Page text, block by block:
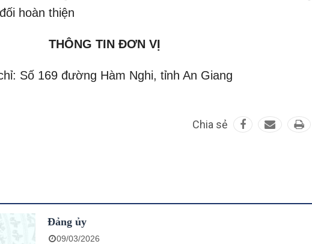
hoàn thiện
THÔNG TIN ĐƠN VỊ
Số 169 đường Hàm Nghi, tỉnh An Giang
Chia sẻ
Đảng ủy
09/03/2026